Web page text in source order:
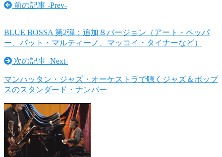
前の記事 -Prev-
BLUE BOSSA 第2弾：追加８バージョン（アート・ペッパ
ー、パット・マルティーノ、マッコイ・タイナーなど）
次の記事 -Next-
マンハッタン・ジャズ・オーケストラで聴くジャズ＆ポップ
スのスタンダード・ナンバー